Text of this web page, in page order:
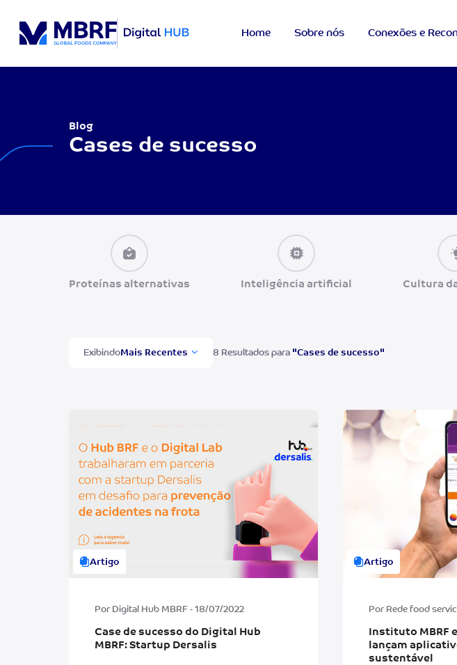
Home Sobre nós Conexões e
Blog
Cases de sucesso
Proteínas alternativas Inteligência artificial Cultura
Exibindo 8 Resultados para "Cases de sucesso"
Artigo
Por Digital Hub MBRF - 18/07/2022
Case de sucesso do Digital Hub
MBRF: Startup Dersalis
Artigo
Por Rede food
Instituto MBRF
lançam
sustentável